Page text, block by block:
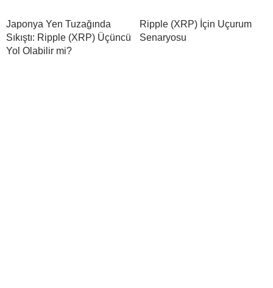
Japonya Yen Tuzağında
Sıkıştı: Ripple (XRP) Üçüncü
Yol Olabilir mi?
Ripple (XRP) İçin Uçurum
Senaryosu